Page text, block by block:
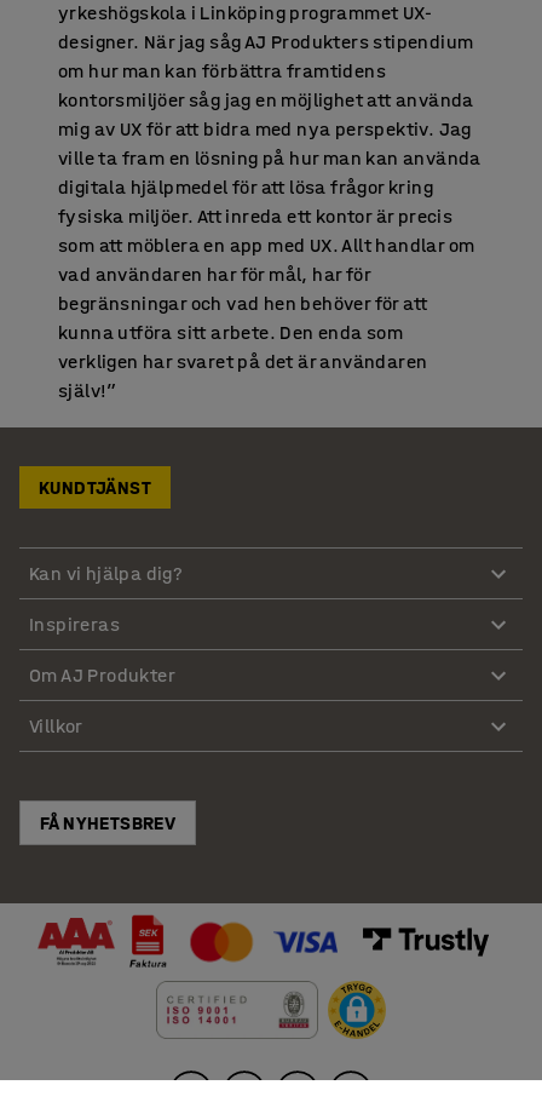
yrkeshögskola i Linköping programmet UX-
designer. När jag såg AJ Produkters stipendium
om hur man kan förbättra framtidens
kontorsmiljöer såg jag en möjlighet att använda
mig av UX för att bidra med nya perspektiv. Jag
ville ta fram en lösning på hur man kan använda
digitala hjälpmedel för att lösa frågor kring
fysiska miljöer. Att inreda ett kontor är precis
som att möblera en app med UX. Allt handlar om
vad användaren har för mål, har för
begränsningar och vad hen behöver för att
kunna utföra sitt arbete. Den enda som
verkligen har svaret på det är användaren
själv!”
KUNDTJÄNST
Kan vi hjälpa dig?
Inspireras
Om AJ Produkter
Villkor
FÅ NYHETSBREV